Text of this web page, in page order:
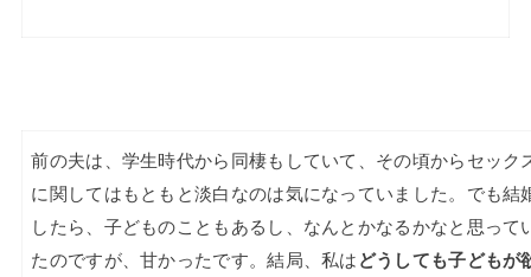
前の夫は、学生時代から同棲もしていて、その頃からセック
に関してはもともと淡白なのは気になっていました。でも結
したら、子どものこともあるし、なんとかなるかなと思って
たのですが、甘かったです。結局、私は どうしても子どもが